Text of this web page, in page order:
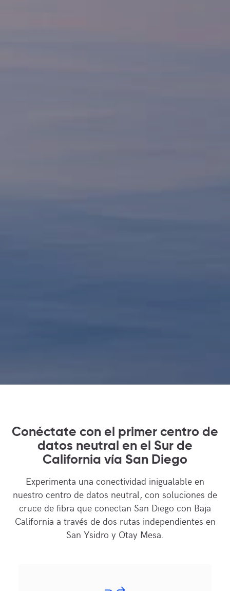
Conéctate con el primer centro de
datos neutral en el Sur de
California vía San Diego
Experimenta una conectividad inigualable en
nuestro centro de datos neutral, con soluciones de
cruce de fibra que conectan San Diego con Baja
California a través de dos rutas independientes en
San Ysidro y Otay Mesa.